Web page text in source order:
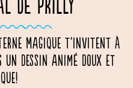
DE PRILLY
Magique t’invitent à
dessin animé doux et